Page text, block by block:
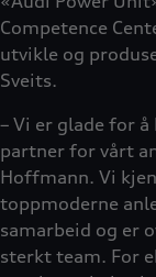
Competence
utvikle og
Sveits.
– Vi er glade for
partner for vårt
Hoffmann. Vi
toppmoderne
samarbeid og er
sterkt team. For